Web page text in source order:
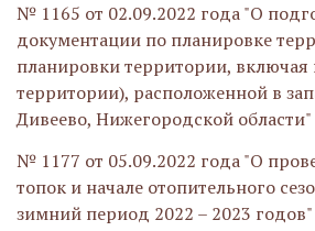
№ 1165 от 02.09.2022 года "О
документации по планировке
планировки территории,
территории), расположенной в
Дивеево, Нижегородской области"
№ 1177 от 05.09.2022 года "О
топок и начале отопительного
зимний период 2022 – 2023 годов"